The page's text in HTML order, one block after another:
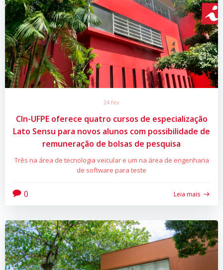
24 fev
CIn-UFPE oferece quatro cursos de especialização
Lato Sensu para novos alunos com possibilidade de
remuneração de bolsas de pesquisa
Três na área de tecnologia veicular e um na área de engenharia
de software para teste
0 Leia mais